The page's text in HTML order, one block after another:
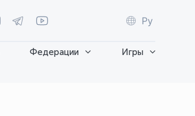
Ру
Федерации
Игры